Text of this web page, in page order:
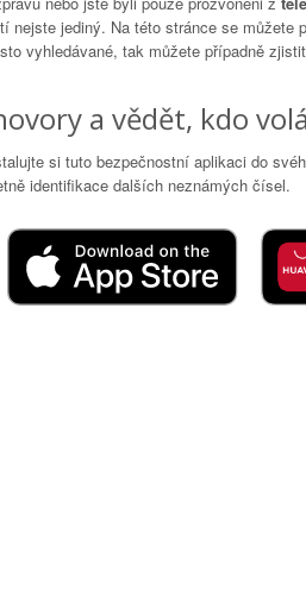
jediný. Na této stránce se můžete
vyhledávané, tak můžete případně
a vědět, kdo
si tuto bezpečnostní aplikaci do
identifikace dalších neznámých čísel.